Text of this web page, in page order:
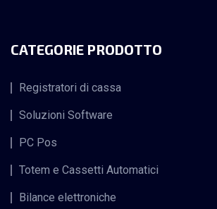
CATEGORIE PRODOTTO
Registratori di cassa
Soluzioni Software
PC Pos
Totem e Cassetti Automatici
Bilance elettroniche